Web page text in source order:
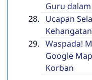
Guru
Ucapan
Kehangatan
Waspada!
Google
Korban